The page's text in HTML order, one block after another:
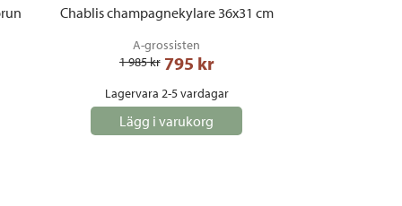
Chablis champagnekylare 36x31 cm
A-grossisten
1 985 kr 795 kr
Lagervara 2-5 vardagar
Lägg i varukorg